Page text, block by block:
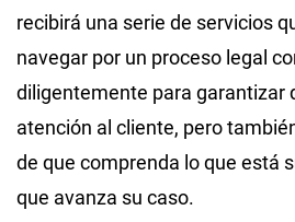
recibirá una serie de servicios
navegar por un proceso legal
diligentemente para garantizar
atención al cliente, pero
de que comprenda lo que está
que avanza su caso.